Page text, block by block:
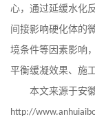
心，通过延缓水化
间接影响硬化体的
境条件等因素影响
平衡缓凝效果、施
本文来源于安
http://